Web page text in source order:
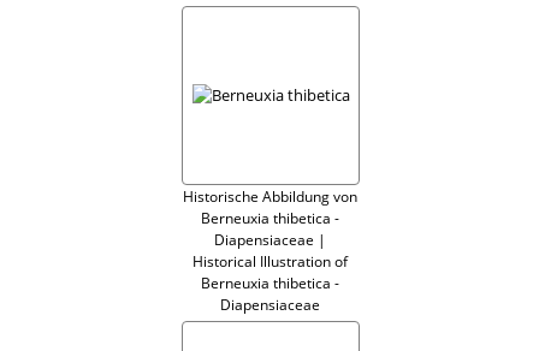
Historische Abbildung von
Berneuxia thibetica -
Diapensiaceae |
Historical Illustration of
Berneuxia thibetica -
Diapensiaceae